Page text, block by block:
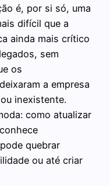
é, por si só, uma
difícil que a
ainda mais crítico
sem
os
a empresa
inexistente.
como atualizar
quebrar
ou até criar